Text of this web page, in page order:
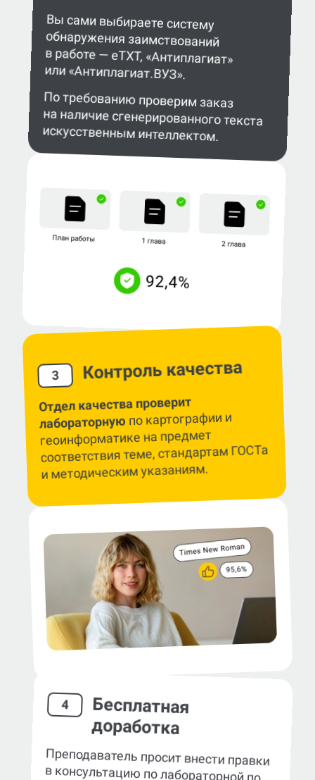
Вы сами выбираете систему
обнаружения заимствований
в работе — eTXT, «Антиплагиат»
или «Антиплагиат.ВУЗ».
По требованию проверим заказ
на наличие сгенерированного текста
искусственным интеллектом.
3 Контроль качества
Отдел качества проверит
лабораторную по картографии и
геоинформатике на предмет
соответствия теме, стандартам ГОСТа
и методическим указаниям.
4 Бесплатная
доработка
Преподаватель просит внести правки
в консультацию по лабораторной по